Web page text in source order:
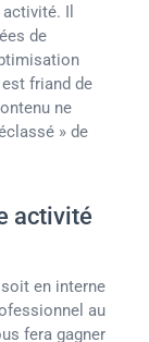
Il
de
friand de
ne
» de
activité
en interne
au
fera gagner